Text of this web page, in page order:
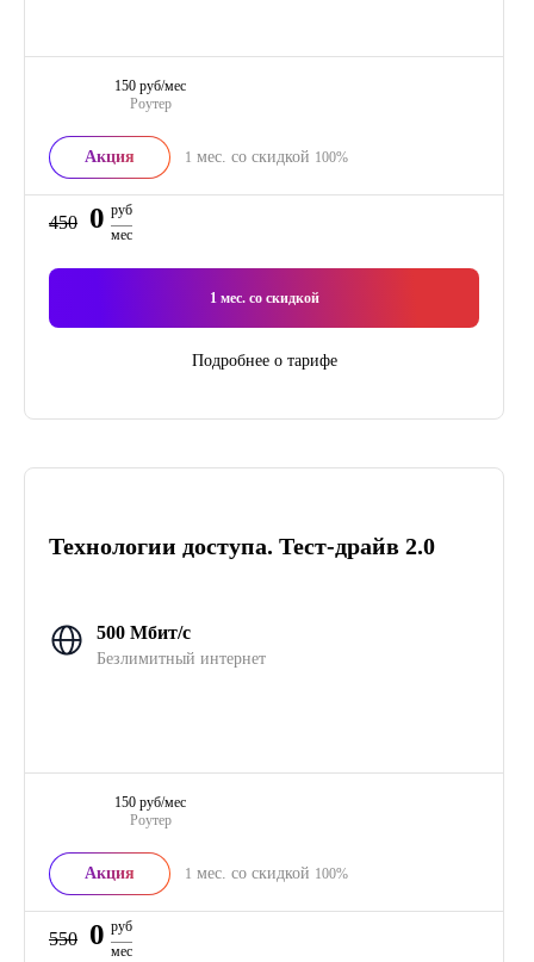
Роутер
150 руб/мес
Акция 1 мес. со скидкой 100%
450 0 руб
мес
1мес. со скидкой
Подробнее о тарифе
Технологии доступа. Тест-драйв 2.0
500 Мбит/с
Безлимитный интернет
Роутер
150 руб/мес
Акция 1 мес. со скидкой 100%
550 0 руб
мес